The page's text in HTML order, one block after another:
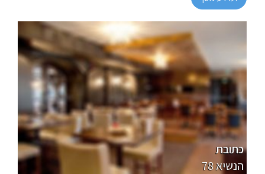
מהדרין
פרווה, חלבי
כתובת
78 הנשיא